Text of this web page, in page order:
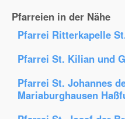
Pfarreien in der Nähe
Pfarrei Ritterkapelle
Pfarrei St. Kilian und
Pfarrei St. Johannes
Mariaburghausen